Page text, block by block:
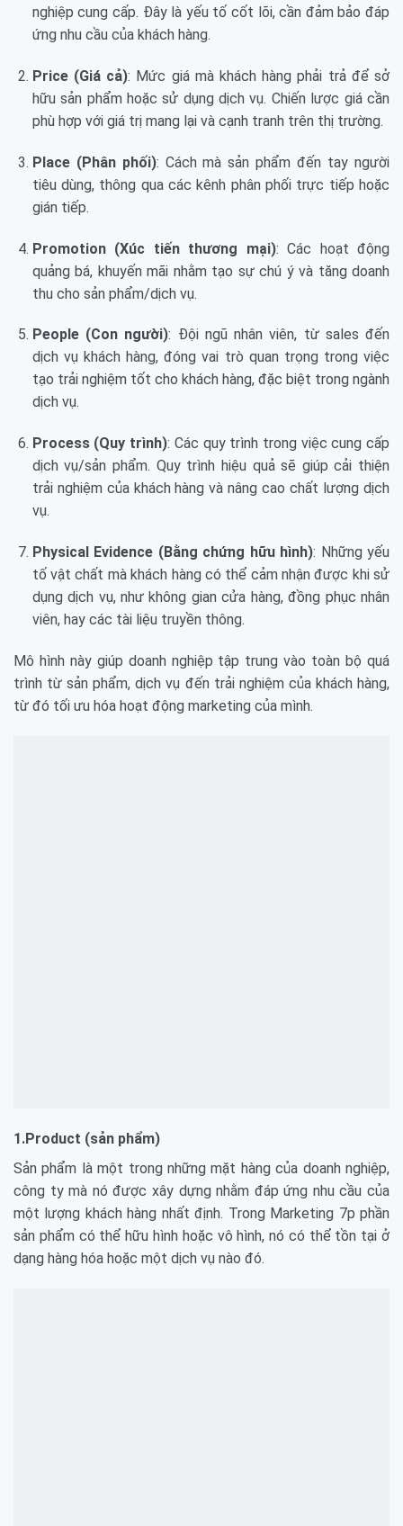
nghiệp cung cấp. Đây là yếu tố cốt lõi, cần đảm bảo đáp
ứng nhu cầu của khách hàng.
Price (Giá cả): Mức giá mà khách hàng phải trả để sở
hữu sản phẩm hoặc sử dụng dịch vụ. Chiến lược giá cần
phù hợp với giá trị mang lại và cạnh tranh trên thị trường.
Place (Phân phối): Cách mà sản phẩm đến tay người
tiêu dùng, thông qua các kênh phân phối trực tiếp hoặc
gián tiếp.
Promotion (Xúc tiến thương mại): Các hoạt động
quảng bá, khuyến mãi nhằm tạo sự chú ý và tăng doanh
thu cho sản phẩm/dịch vụ.
People (Con người): Đội ngũ nhân viên, từ sales đến
dịch vụ khách hàng, đóng vai trò quan trọng trong việc
tạo trải nghiệm tốt cho khách hàng, đặc biệt trong ngành
dịch vụ.
Process (Quy trình): Các quy trình trong việc cung cấp
dịch vụ/sản phẩm. Quy trình hiệu quả sẽ giúp cải thiện
trải nghiệm của khách hàng và nâng cao chất lượng dịch
vụ.
Physical Evidence (Bằng chứng hữu hình): Những yếu
tố vật chất mà khách hàng có thể cảm nhận được khi sử
dụng dịch vụ, như không gian cửa hàng, đồng phục nhân
viên, hay các tài liệu truyền thông.
Mô hình này giúp doanh nghiệp tập trung vào toàn bộ quá
trình từ sản phẩm, dịch vụ đến trải nghiệm của khách hàng,
từ đó tối ưu hóa hoạt động marketing của mình.
1.Product (sản phẩm)
Sản phẩm là một trong những mặt hàng của doanh nghiệp,
công ty mà nó được xây dựng nhằm đáp ứng nhu cầu của
một lượng khách hàng nhất định. Trong Marketing 7p phần
sản phẩm có thể hữu hình hoặc vô hình, nó có thể tồn tại ở
dạng hàng hóa hoặc một dịch vụ nào đó.